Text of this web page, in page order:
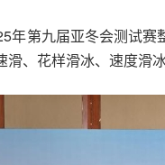
年第九届亚冬会测试
、花样滑冰、速度滑